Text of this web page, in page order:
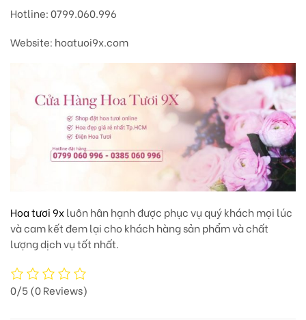
Hotline: 0799.060.996
Website: hoatuoi9x.com
Hoa tươi 9xluôn hân hạnh được phục vụ quý khách mọi lúc
và cam kết đem lại cho khách hàng sản phẩm và chất
lượng dịch vụ tốt nhất.
0/5(0 Reviews)